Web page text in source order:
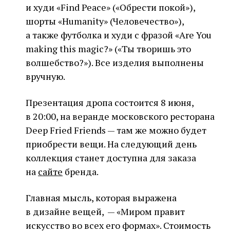
и худи «Find Peace» («Обрести покой»),
шорты «Humanity» (Человечество»),
а также футболка и худи с фразой «Are You
making this magic?» («Ты творишь это
волшебство?»). Все изделия выполнены
вручную.
Презентация дропа состоится 8 июня,
в 20:00, на веранде московского ресторана
Deep Fried Friends — там же можно будет
приобрести вещи. На следующий день
коллекция станет доступна для заказа
на сайте бренда.
Главная мысль, которая выражена
в дизайне вещей, — «Миром правит
искусство во всех его формах». Стоимость